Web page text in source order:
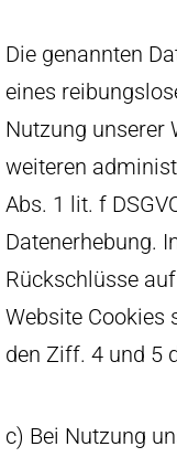
Die genannten
eines
Nutzung unserer
weiteren
Abs. 1 lit. f
Datenerhebung.
Rückschlüsse
Website Cookies
den Ziff. 4 und 5
c) Bei Nutzung